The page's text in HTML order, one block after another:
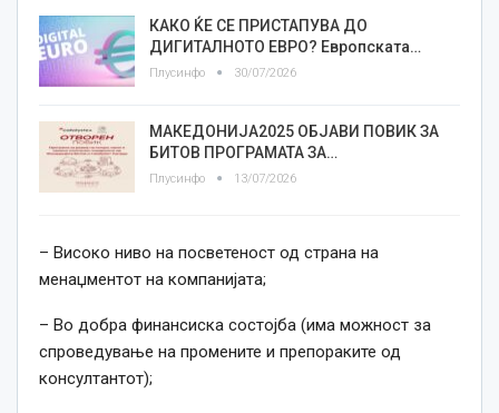
КАКО ЌЕ СЕ ПРИСТАПУВА ДО
ДИГИТАЛНОТО ЕВРО? Европската…
Плусинфо 30/07/2026
МАКЕДОНИЈА2025 ОБЈАВИ ПОВИК ЗА
БИТОВ ПРОГРАМАТА ЗА…
Плусинфо 13/07/2026
– Високо ниво на посветеност од страна на
менаџментот на компанијата;
– Во добра финансиска состојба (има можност за
спроведување на промените и препораките од
консултантот);